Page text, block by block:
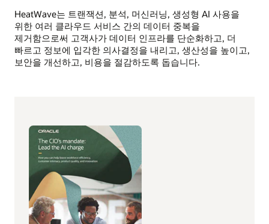
HeatWave는 트랜잭션, 분석, 머신러닝, 생성형 AI 사용을
위한 여러 클라우드 서비스 간의 데이터 중복을
제거함으로써 고객사가 데이터 인프라를 단순화하고, 더
빠르고 정보에 입각한 의사결정을 내리고, 생산성을 높이고,
보안을 개선하고, 비용을 절감하도록 돕습니다.